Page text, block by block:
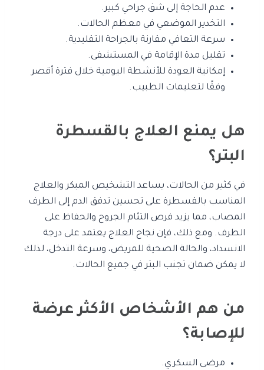
عدم الحاجة إلى شق جراحي كبير.
التخدير الموضعي في معظم الحالات.
سرعة التعافي مقارنة بالجراحة التقليدية.
تقليل مدة الإقامة في المستشفى.
إمكانية العودة للأنشطة اليومية خلال فترة أقصر
وفقًا لتعليمات الطبيب.
هل يمنع العلاج بالقسطرة
البتر؟
في كثير من الحالات، يساعد التشخيص المبكر والعلاج
المناسب بالقسطرة على تحسين تدفق الدم إلى الطرف
المصاب، مما يزيد فرص التئام الجروح والحفاظ على
الطرف. ومع ذلك، فإن نجاح العلاج يعتمد على درجة
الانسداد، والحالة الصحية للمريض، وسرعة التدخل، لذلك
لا يمكن ضمان تجنب البتر في جميع الحالات.
من هم الأشخاص الأكثر عرضة
للإصابة؟
مرضى السكري.